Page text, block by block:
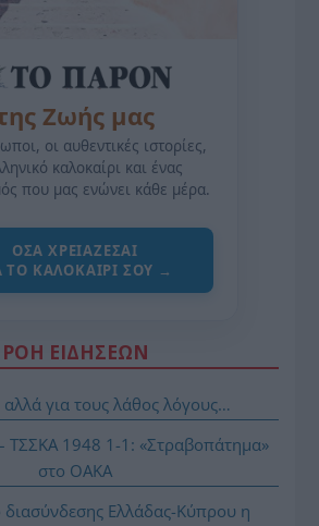
Ζωής μας
οι αυθεντικές ιστορίες,
καλοκαίρι και ένας
που μας ενώνει κάθε μέρα.
ΌΣΑ ΧΡΕΙΆΖΕΣΑΙ
ΤΟ ΚΑΛΟΚΑΊΡΙ ΣΟΥ →
ΡΟΗ ΕΙΔΗΣΕΩΝ
για τους λάθος λόγους…
ΤΣΣΚΑ 1948 1-1: «Στραβοπάτημα»
στο ΟΑΚΑ
διασύνδεσης Ελλάδας-Κύπρου η